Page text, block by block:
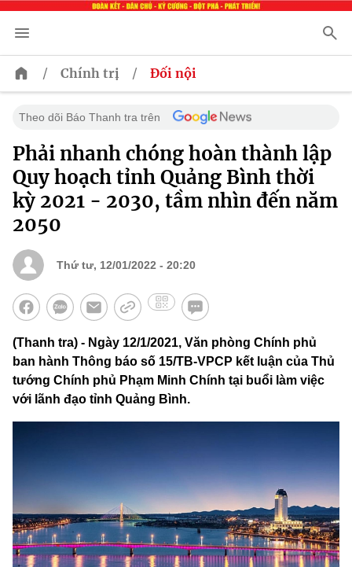
/ Chính trị / Đối nội
Theo dõi Báo Thanh tra trên
Phải nhanh chóng hoàn thành lập
Quy hoạch tỉnh Quảng Bình thời
kỳ 2021 - 2030, tầm nhìn đến năm
2050
Thứ tư, 12/01/2022 - 20:20
(Thanh tra) - Ngày 12/1/2021, Văn phòng Chính phủ
ban hành Thông báo số 15/TB-VPCP kết luận của Thủ
tướng Chính phủ Phạm Minh Chính tại buổi làm việc
với lãnh đạo tỉnh Quảng Bình.